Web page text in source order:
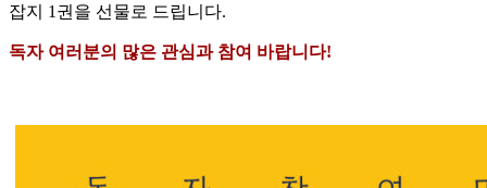
잡지 1권을 선물로 드립니다.
독자 여러분의 많은 관심과 참여 바랍니다!